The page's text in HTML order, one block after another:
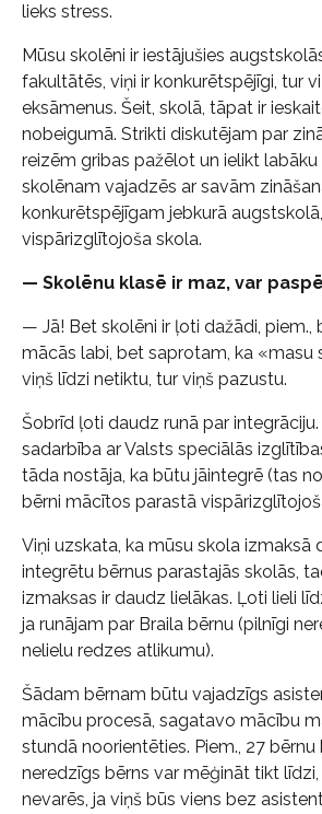
lieks stress.
Mūsu skolēni ir iestājušies
fakultātēs, viņi ir konkurētspējīgi, tur
eksāmenus. Šeit, skolā, tāpat ir
nobeigumā. Strikti diskutējam par
reizēm gribas pažēlot un ielikt
skolēnam vajadzēs ar savām
konkurētspējīgam jebkurā
vispārizglītojoša skola.
— Skolēnu klasē ir maz, var
— Jā! Bet skolēni ir ļoti dažādi, piem.,
mācās labi, bet saprotam, ka «masu
viņš līdzi netiktu, tur viņš pazustu.
Šobrīd ļoti daudz runā par
sadarbība ar Valsts speciālās
tāda nostāja, ka būtu jāintegrē (tas
bērni mācītos parastā
Viņi uzskata, ka mūsu skola izmaksā
integrētu bērnus parastajās skolās,
izmaksas ir daudz lielākas. Ļoti lieli
ja runājam par Braila bērnu (pilnīgi
nelielu redzes atlikumu).
Šādam bērnam būtu vajadzīgs
mācību procesā, sagatavo mācību
stundā noorientēties. Piem., 27 bērnu
neredzīgs bērns var mēģināt tikt
nevarēs, ja viņš būs viens bez